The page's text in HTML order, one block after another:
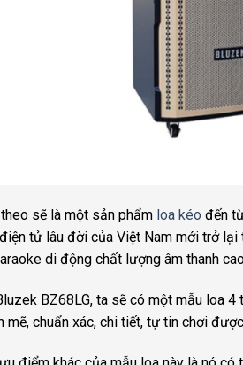
sẽ là một sản phẩm loa kéo đến
tử lâu đời của Việt Nam mới trở
di động chất lượng âm thanh
BZ68LG, ta sẽ có một mẫu loa
mẽ, chuẩn xác, chi tiết, tự tin chơi